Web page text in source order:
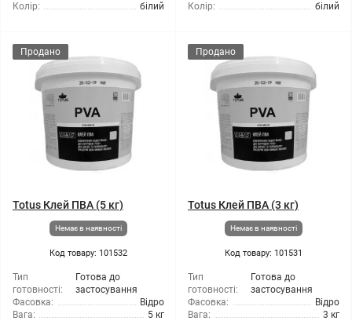
Колір:
білий
Колір:
білий
Продано
Totus Клей ПВА (5 кг)
Немає в наявності
Код товару: 101532
Тип
готовності:
Готова до
застосування
Фасовка:
Відро
Вага:
5 кг
Продано
Totus Клей ПВА (3 кг)
Немає в наявності
Код товару: 101531
Тип
готовності:
Готова до
застосування
Фасовка:
Відро
Вага:
3 кг